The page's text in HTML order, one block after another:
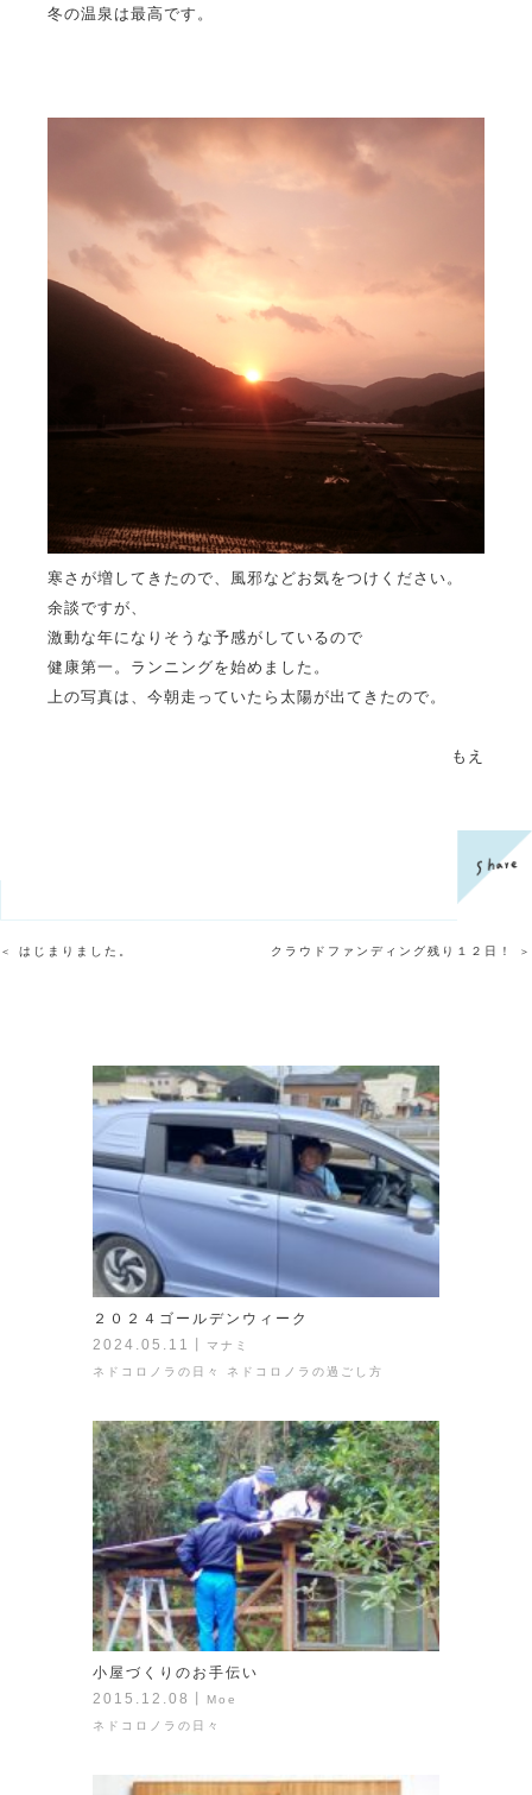
冬の温泉は最高です。
寒さが増してきたので、風邪などお気をつけください。
余談ですが、
激動な年になりそうな予感がしているので
健康第一。ランニングを始めました。
上の写真は、今朝走っていたら太陽が出てきたので。
もえ
＜ はじまりました。 クラウドファンディング残り１２日！ ＞
２０２４ゴールデンウィーク
2024.05.11
マナミ
ネドコロノラの日々
ネドコロノラの過ごし方
小屋づくりのお手伝い
2015.12.08
Moe
ネドコロノラの日々